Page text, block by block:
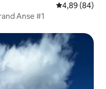
4,89 de uma
4,89 (84)
Anse #1
hóspedes